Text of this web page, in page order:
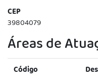
CEP
39804079
Áreas de
Código